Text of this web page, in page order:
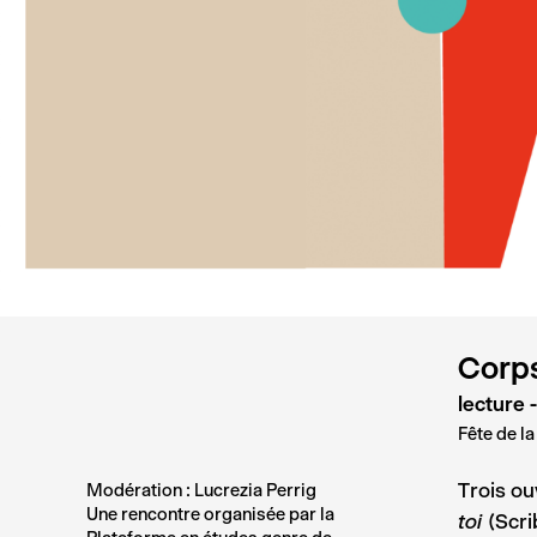
lecture
Fête de
Modération : Lucrezia Perrig
Une rencontre organisée par la
Trois
toi